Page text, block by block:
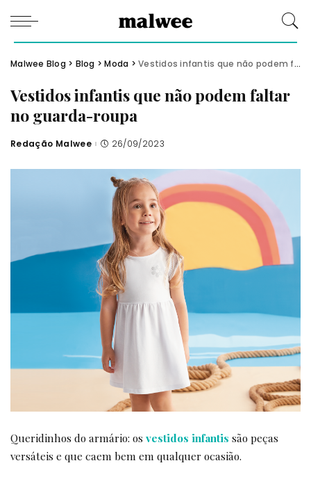
Malwee Blog > Blog >Moda >Vestidos infantis que não podem faltar no guarda-roupa
Vestidos infantis que não podem faltar
no guarda-roupa
Posted
Redação Malwee 26/09/2023
Queridinhos do armário: os vestidos infantis são peças
versáteis e que caem bem em qualquer ocasião.